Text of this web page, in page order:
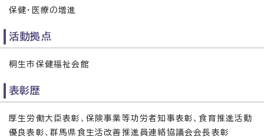
保健・医療の増進
活動拠点
桐生市保健福祉会館
表彰歴
厚生労働大臣表彰、保険事業等功労者知事表彰、食育推進活動
優良表彰、群馬県食生活改善推進員連絡協議会会長表彰